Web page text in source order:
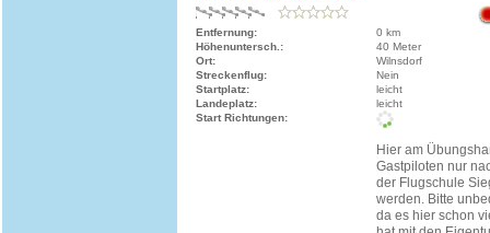
Entfernung:
0 km
Höhenuntersch.:
40 Meter
Ort:
Wilnsdorf
Streckenflug:
Nein
Startplatz:
leicht
Landeplatz:
leicht
Start Richtungen:
Hier am
Gastpiloten nur
der Flugschule
werden. Bitte
da es hier schon